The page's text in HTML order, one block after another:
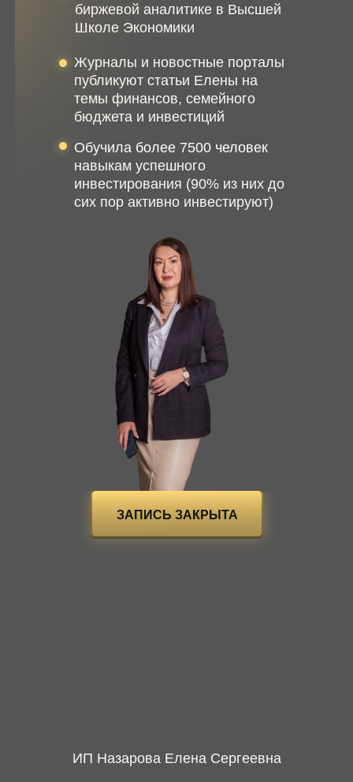
биржевой аналитике в Высшей
Школе Экономики
Журналы и новостные порталы
публикуют статьи Елены на
темы финансов, семейного
бюджета и инвестиций
Обучила более 7500 человек
навыкам успешного
инвестирования (90% из них до
сих пор активно инвестируют)
ЗАПИСЬ ЗАКРЫТА
ИП Назарова Елена Сергеевна